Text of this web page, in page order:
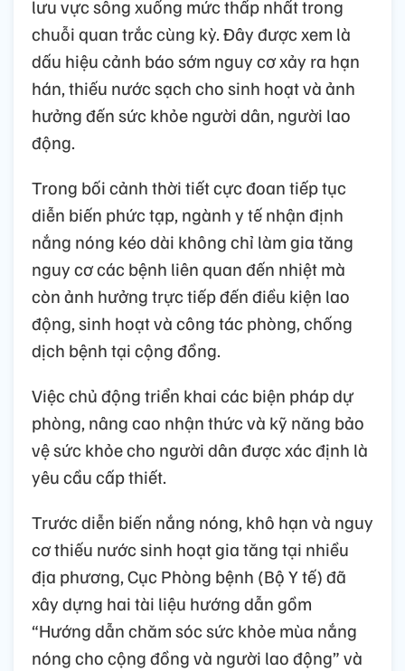
lưu vực sông xuống mức thấp nhất trong
chuỗi quan trắc cùng kỳ. Đây được xem là
dấu hiệu cảnh báo sớm nguy cơ xảy ra hạn
hán, thiếu nước sạch cho sinh hoạt và ảnh
hưởng đến sức khỏe người dân, người lao
động.
Trong bối cảnh thời tiết cực đoan tiếp tục
diễn biến phức tạp, ngành y tế nhận định
nắng nóng kéo dài không chỉ làm gia tăng
nguy cơ các bệnh liên quan đến nhiệt mà
còn ảnh hưởng trực tiếp đến điều kiện lao
động, sinh hoạt và công tác phòng, chống
dịch bệnh tại cộng đồng.
Việc chủ động triển khai các biện pháp dự
phòng, nâng cao nhận thức và kỹ năng bảo
vệ sức khỏe cho người dân được xác định là
yêu cầu cấp thiết.
Trước diễn biến nắng nóng, khô hạn và nguy
cơ thiếu nước sinh hoạt gia tăng tại nhiều
địa phương, Cục Phòng bệnh (Bộ Y tế) đã
xây dựng hai tài liệu hướng dẫn gồm
“Hướng dẫn chăm sóc sức khỏe mùa nắng
nóng cho cộng đồng và người lao động” và